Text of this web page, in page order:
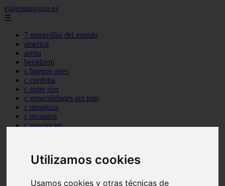
Utilizamos cookies
Usamos cookies y otras técnicas de
viajepatagonia.es
☰
7 maravillas del mundo
america
arena
benidorm
c buenos aires
c cordoba
c entre rios
c generalidades del pais
c mendoza
c neuquen
c provincias
c tucuman
carmen